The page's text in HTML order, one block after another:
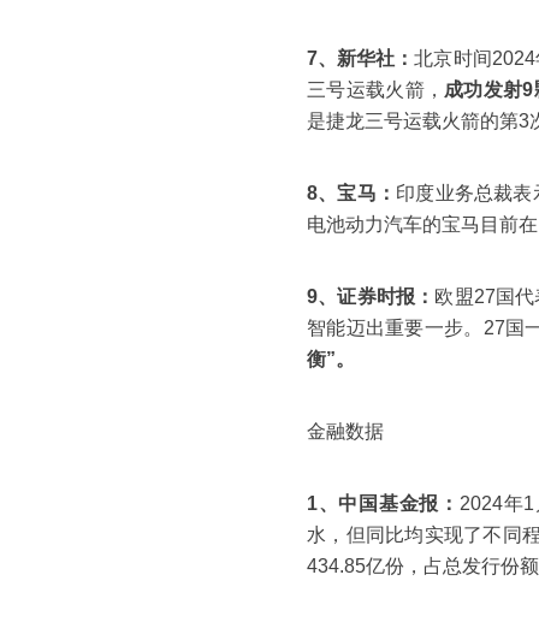
7、新华社：北京时间
三号运载火箭， 成功发射
是捷龙三号运载火箭的第3
8、宝马： 印度业务总裁表
电池动力汽车的宝马目前
9、证券时报： 欧盟27国
智能迈出重要一步。27国
衡”。
金融数据
1、中国基金报： 2024年
水，但同比均实现了不同
434.85亿份，占总发行份